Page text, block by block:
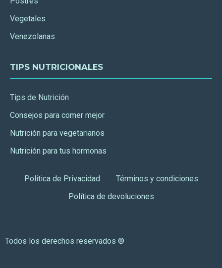
Vegetales
Venezolanas
TIPS NUTRICIONALES
Tips de Nutrición
Consejos para comer mejor
Nutrición para vegetarianos
Nutrición para tus hormonas
Politica de Privacidad
Términos y condiciones
Política de devoluciones
Todos los derechos reservados ®